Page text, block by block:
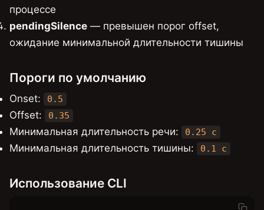
процессе
pendingSilence — превышен порог offset,
ожидание минимальной длительности тишины
Пороги по умолчанию
Onset: 0.5
Offset: 0.35
Минимальная длительность речи: 0.25 с
Минимальная длительность тишины: 0.1 с
Использование CLI